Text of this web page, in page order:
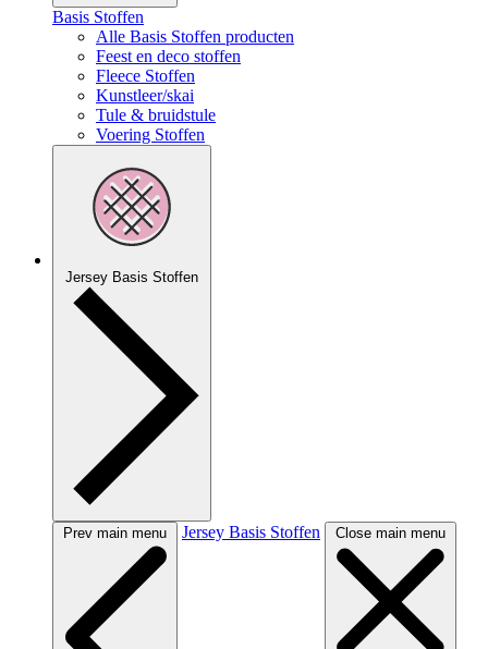
Basis Stoffen
Alle Basis Stoffen producten
Feest en deco stoffen
Fleece Stoffen
Kunstleer/skai
Tule & bruidstule
Voering Stoffen
Jersey Basis Stoffen
Prev main menu Jersey Basis Stoffen Close main menu